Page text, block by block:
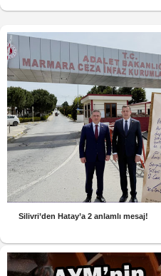
Silivri’den Hatay’a 2 anlamlı mesaj!